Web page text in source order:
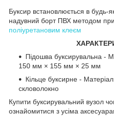
Буксир встановлюється в будь-
надувний борт ПВХ методом
поліуретановим клеєм
Підошва буксирувальна -
150 мм × 155 мм × 25 мм
Кільце буксирне -
скловолокно
Купити буксирувальний вузол
ознайомитися з усіма